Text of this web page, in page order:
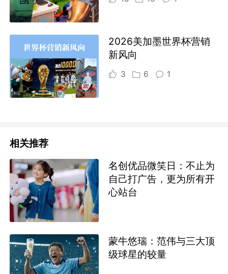
2026美加墨世界杯营销
新风向
3 6 1
相关推荐
名创优品微笑日：不止为
自己打广告，更为所有开
心站台
蒙牛悠瑞：范伟与三大顶
级球星的较量